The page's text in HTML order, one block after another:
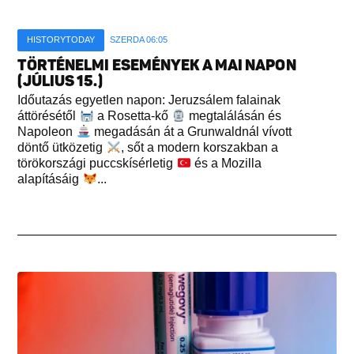
HISTORYTODAY SZERDA 06:05
TÖRTÉNELMI ESEMÉNYEK A MAI NAPON
(JÚLIUS 15.)
Időutazás egyetlen napon: Jeruzsálem falainak
áttörésétől
a Rosetta-kő
megtalálásán és
Napoleon
megadásán át a Grunwaldnál vívott
döntő ütközetig
, sőt a modern korszakban a
törökországi puccskísérletig
és a Mozilla
alapításáig
...